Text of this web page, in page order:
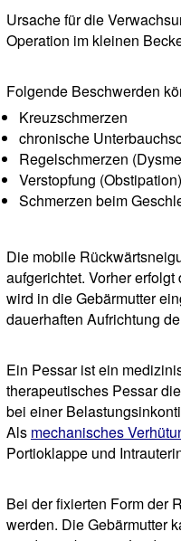
Ursache für die
Operation im kleinen
Folgende Beschwerden
Kreuzschmerzen
chronische
Regelschmerzen
Verstopfung (Obstipation)
Schmerzen beim
Die mobile
aufgerichtet. Vorher
wird in die Gebärmutter
dauerhaften Aufrichtung
Ein Pessar ist ein
therapeutisches Pessar
bei einer
Als mechanisches
Portioklappe und
Bei der fixierten Form der
werden. Die Gebärmutter